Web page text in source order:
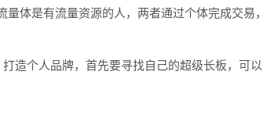
体是有流量资源的人，两者通过个体完成交易，
造个人品牌，首先要寻找自己的超级长板，可以